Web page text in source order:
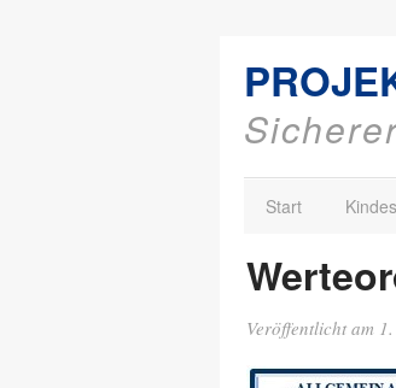
Start
Veröffentlicht am